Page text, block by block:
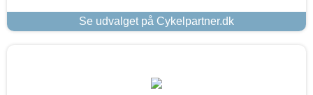
Se udvalget på Cykelpartner.dk